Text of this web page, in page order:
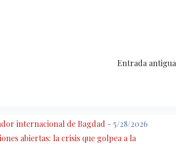
Entrada antigua
internacional de Bagdad - 5/28/2026
abiertas: la crisis que golpea a la